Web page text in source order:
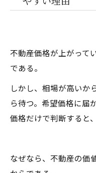
不動産価格が上がって
である。
しかし、相場が高いか
ら待つ。希望価格に届
価格だけで判断すると
なぜなら、不動産の価